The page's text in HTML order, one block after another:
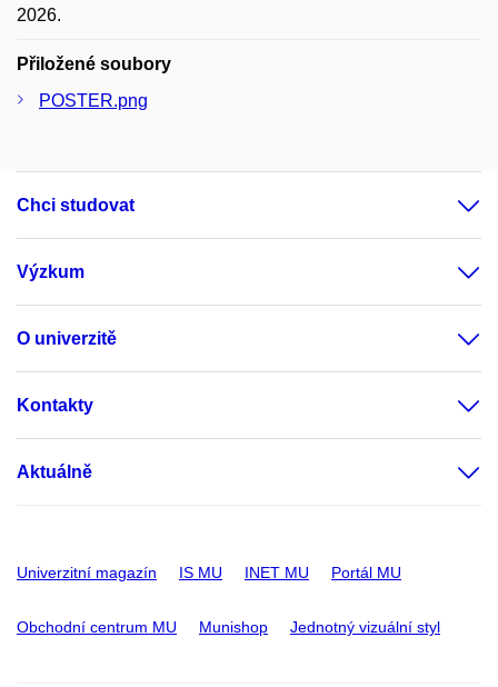
2026.
Přiložené soubory
POSTER.png
Chci studovat
Výzkum
O univerzitě
Kontakty
Aktuálně
Univerzitní magazín IS MU INET MU Portál MU
Obchodní centrum MU Munishop Jednotný vizuální styl